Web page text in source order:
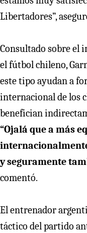
Libertadores”,
Consultado sobre el
el fútbol chileno,
este tipo ayudan a
internacional de los
benefician
“Ojalá que a más
y seguramente
comentó.
El entrenador
táctico del partido